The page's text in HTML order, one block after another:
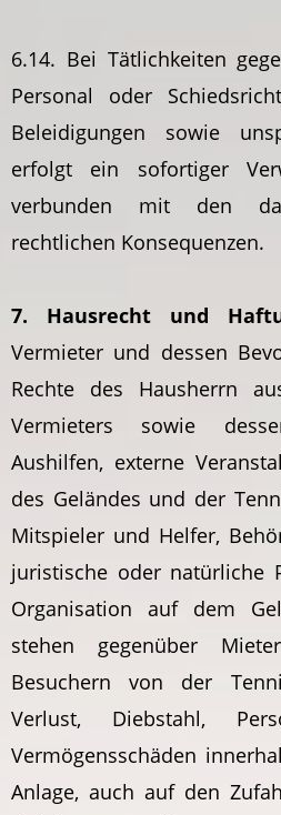
6.14. Bei Tätlichkeiten
Personal oder
Beleidigungen sowie
erfolgt ein sofortiger
verbunden mit den
rechtlichen Konsequenzen.
7. Hausrecht und
Vermieter und dessen
Rechte des Hausherrn
Vermieters sowie
Aushilfen, externe
des Geländes und der
Mitspieler und Helfer,
juristische oder natürliche
Organisation auf dem
stehen gegenüber
Besuchern von der
Verlust, Diebstahl,
Vermögensschäden
Anlage, auch auf den